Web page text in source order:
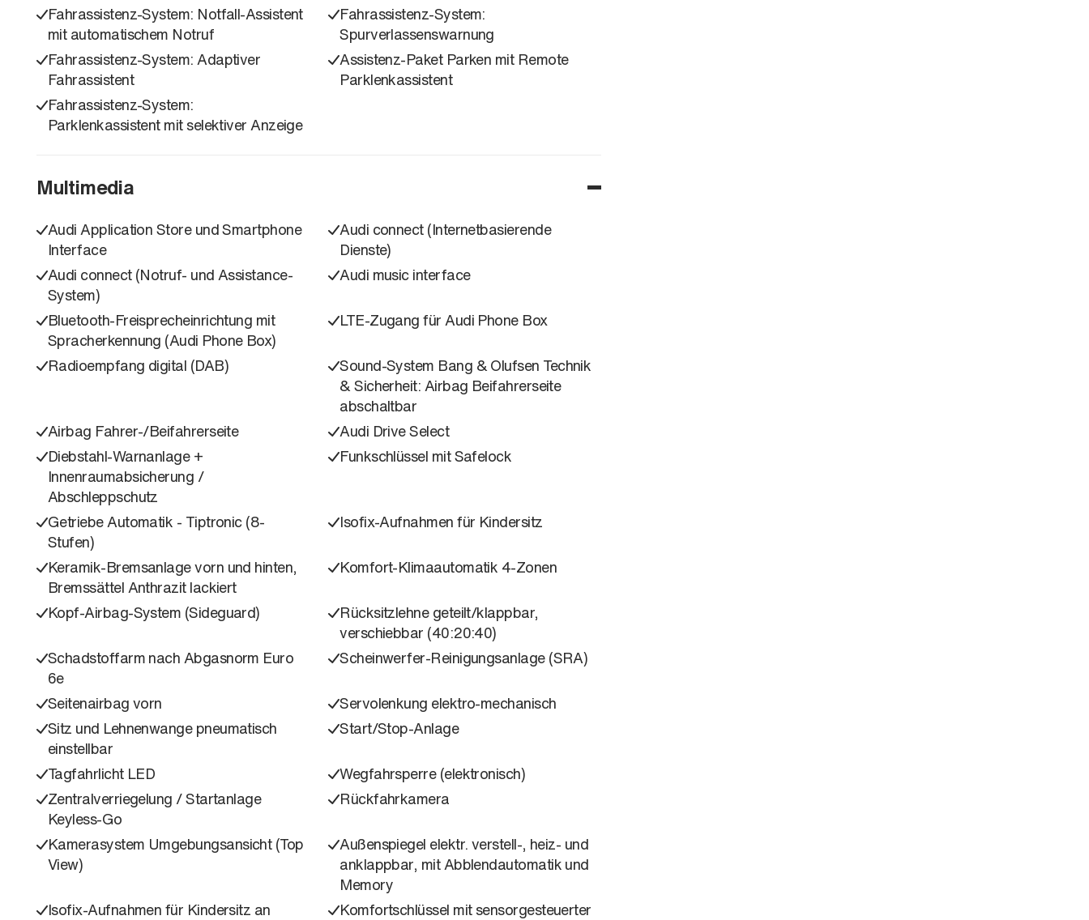
Fahrassistenz-System: Notfall-Assistent
mit automatischem Notruf
Fahrassistenz-System:
Spurverlassenswarnung
Fahrassistenz-System: Adaptiver
Fahrassistent
Assistenz-Paket Parken mit Remote
Parklenkassistent
Fahrassistenz-System:
Parklenkassistent mit selektiver Anzeige
Multimedia
Audi Application Store und Smartphone
Interface
Audi connect (Internetbasierende
Dienste)
Audi connect (Notruf- und Assistance-
System)
Audi music interface
Bluetooth-Freisprecheinrichtung mit
Spracherkennung (Audi Phone Box)
LTE-Zugang für Audi Phone Box
Radioempfang digital (DAB)
Sound-System Bang & Olufsen Technik
& Sicherheit: Airbag Beifahrerseite
abschaltbar
Airbag Fahrer-/Beifahrerseite
Audi Drive Select
Diebstahl-Warnanlage +
Innenraumabsicherung /
Abschleppschutz
Funkschlüssel mit Safelock
Getriebe Automatik - Tiptronic (8-
Stufen)
Isofix-Aufnahmen für Kindersitz
Keramik-Bremsanlage vorn und hinten,
Bremssättel Anthrazit lackiert
Komfort-Klimaautomatik 4-Zonen
Kopf-Airbag-System (Sideguard)
Rücksitzlehne geteilt/klappbar,
verschiebbar (40:20:40)
Schadstoffarm nach Abgasnorm Euro
6e
Scheinwerfer-Reinigungsanlage (SRA)
Seitenairbag vorn
Servolenkung elektro-mechanisch
Sitz und Lehnenwange pneumatisch
einstellbar
Start/Stop-Anlage
Tagfahrlicht LED
Wegfahrsperre (elektronisch)
Zentralverriegelung / Startanlage
Keyless-Go
Rückfahrkamera
Kamerasystem Umgebungsansicht (Top
View)
Außenspiegel elektr. verstell-, heiz- und
anklappbar, mit Abblendautomatik und
Memory
Isofix-Aufnahmen für Kindersitz an
Komfortschlüssel mit sensorgesteuerter